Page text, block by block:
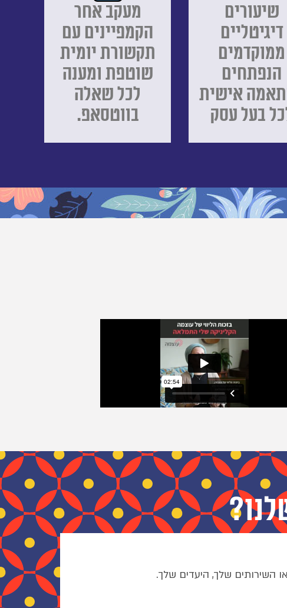
שיעורים
דיגיטליים
ממוקדמים
הנפתחים
אישית
בעל עסק
מעקב אחר
הקמפיינים עם
תקשורת יומית
שוטפת ומענה
לכל שאלה
בווטסאפ.
השירותים שלך, היעדים שלך.